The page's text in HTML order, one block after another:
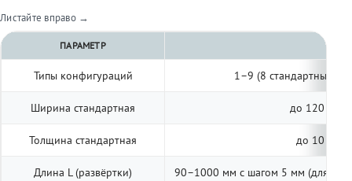
Листайте вправо →
ПАРАМЕТР
Типы конфигураций 1–9 (8 стандартных,
Ширина стандартная до 120 мм
Толщина стандартная до 10 мм
Длина L (развёртки) 90–1000 мм с шагом 5 мм (для